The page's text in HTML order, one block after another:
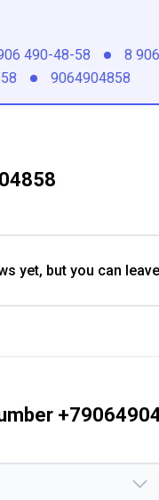
490-48-58
8
9064904858
yet, but you can